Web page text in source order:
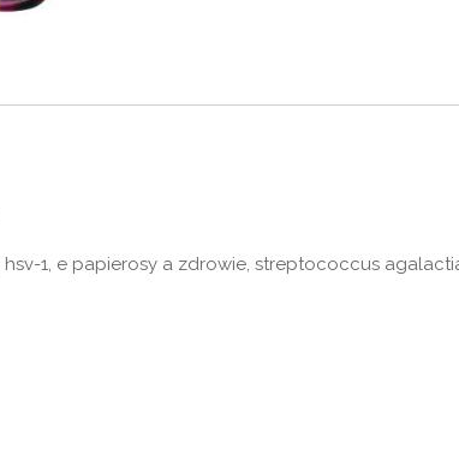
1, e papierosy a zdrowie, streptococcus